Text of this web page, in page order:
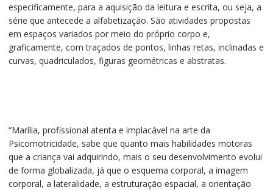
especificamente, para a aquisição da leitura e escrita, ou seja, a
série que antecede a alfabetização. São atividades propostas
em espaços variados por meio do próprio corpo e,
graficamente, com traçados de pontos, linhas retas, inclinadas e
curvas, quadriculados, figuras geométricas e abstratas.
“Marília, profissional atenta e implacável na arte da
Psicomotricidade, sabe que quanto mais habilidades motoras
que a criança vai adquirindo, mais o seu desenvolvimento evolui
de forma globalizada, já que o esquema corporal, a imagem
corporal, a lateralidade, a estruturação espacial, a orientação